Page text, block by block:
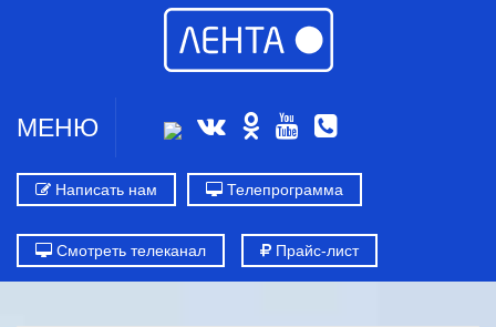
МЕНЮ
Написать нам Телепрограмма
Смотреть телеканал Прайс-лист